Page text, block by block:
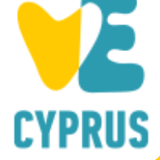
You are here: Home »
NAVA SEA SIDE
NAVA SEA SIDE